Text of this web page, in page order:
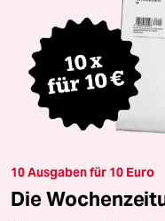
10 Ausgaben für 10 Euro
Die